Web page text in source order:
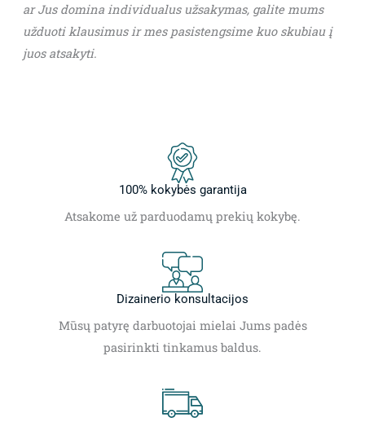
ar Jus domina individualus užsakymas, galite mums
užduoti klausimus ir mes pasistengsime kuo skubiau į
juos atsakyti.
100% kokybės garantija
Atsakome už parduodamų prekių kokybę.
Dizainerio konsultacijos
Mūsų patyrę darbuotojai mielai Jums padės
pasirinkti tinkamus baldus.